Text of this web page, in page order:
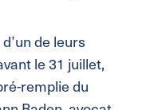
de leurs
le 31 juillet,
remplie du